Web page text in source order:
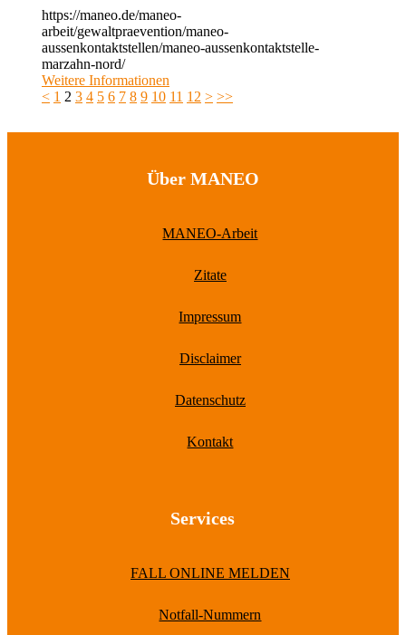
https://maneo.de/maneo-
arbeit/gewaltpraevention/maneo-
aussenkontaktstellen/maneo-aussenkontaktstelle-
marzahn-nord/
Weitere Informationen
< 1 2 3 4 5 6 7 8 9 10 11 12 > >>
Über MANEO
MANEO-Arbeit
Zitate
Impressum
Disclaimer
Datenschutz
Kontakt
Services
FALL ONLINE MELDEN
Notfall-Nummern